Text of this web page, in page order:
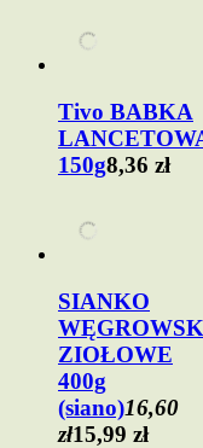
Tivo BABKA
150g8,36 zł
SIANKO
ZIOŁOWE
400g
(siano)16,60
zł15,99 zł